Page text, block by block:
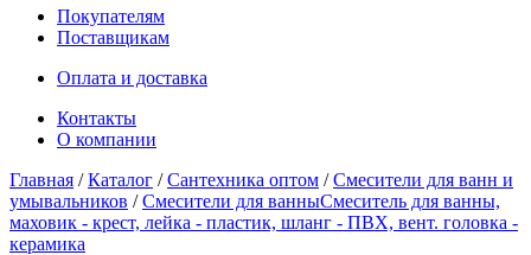
Покупателям
Поставщикам
Оплата и доставка
Контакты
О компании
Главная /Каталог /Сантехника оптом /Смесители для ванн и
умывальников /Смесители для ванныСмеситель для ванны,
маховик - крест, лейка - пластик, шланг - ПВХ, вент. головка -
керамика